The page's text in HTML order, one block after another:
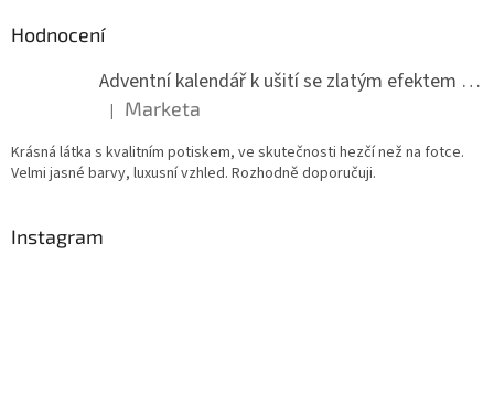
Hodnocení
Adventní kalendář k ušití se zlatým efektem 042Q
Hodnocení produktu je 5 z 5 hvězdiček.
| Marketa
Krásná látka s kvalitním potiskem, ve skutečnosti hezčí než na fotce.
Velmi jasné barvy, luxusní vzhled. Rozhodně doporučuji.
Instagram